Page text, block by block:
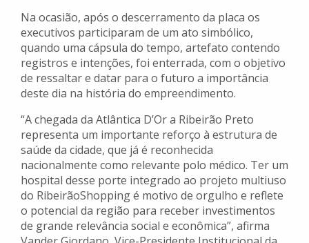
Na ocasião, após o descerramento da placa os
executivos participaram de um ato simbólico,
quando uma cápsula do tempo, artefato contendo
registros e intenções, foi enterrada, com o objetivo
de ressaltar e datar para o futuro a importância
deste dia na história do empreendimento.
“A chegada da Atlântica D’Or a Ribeirão Preto
representa um importante reforço à estrutura de
saúde da cidade, que já é reconhecida
nacionalmente como relevante polo médico. Ter um
hospital desse porte integrado ao projeto multiuso
do RibeirãoShopping é motivo de orgulho e reflete
o potencial da região para receber investimentos
de grande relevância social e econômica”, afirma